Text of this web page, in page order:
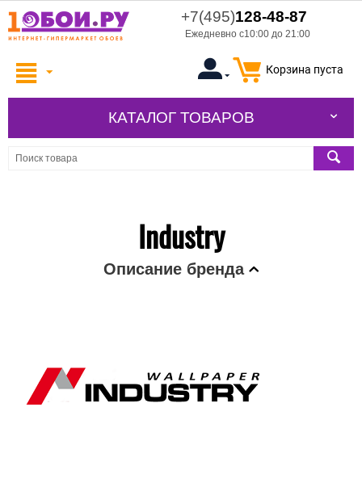
+7(495)128-48-87
Ежедневно с10:00 до 21:00
Корзина пуста
КАТАЛОГ ТОВАРОВ
Industry
Описание бренда